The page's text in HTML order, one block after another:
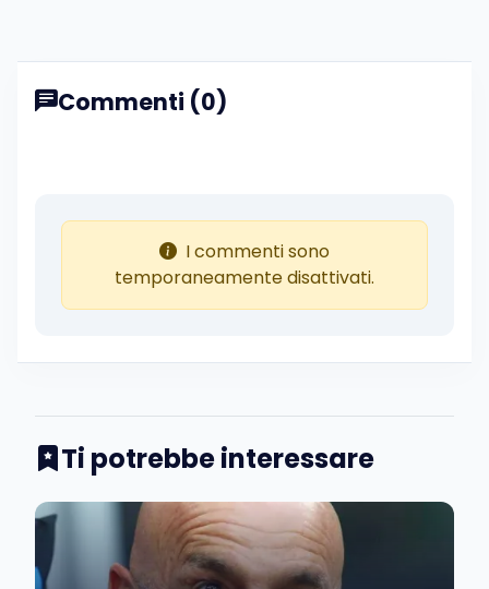
Commenti (0)
I commenti sono
temporaneamente disattivati.
Ti potrebbe interessare